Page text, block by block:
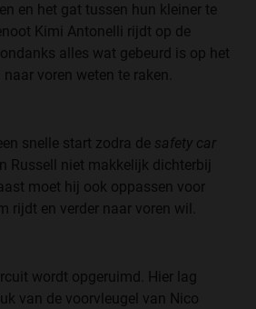
en het gat tussen hun kleiner te
Kimi Antonelli rijdt op de
alles wat gebeurd is op het
voren weten te raken.
snelle start zodra de safety car
Russell niet makkelijk dichterbij
moet hij ook oppassen voor
rijdt en verder naar voren wil.
wordt opgeruimd. Hier lag
van de voorvleugel van Nico